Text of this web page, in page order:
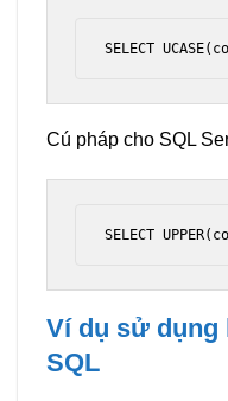
SELECT
Cú pháp cho SQL
SELECT
Ví dụ sử dụng
SQL